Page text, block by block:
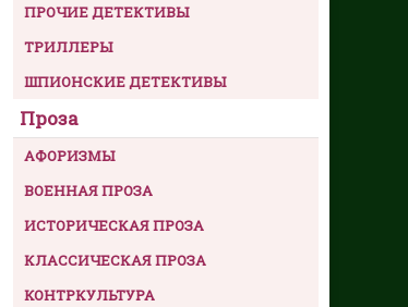
ПРОЧИЕ ДЕТЕКТИВЫ
ТРИЛЛЕРЫ
ШПИОНСКИЕ ДЕТЕКТИВЫ
Проза
АФОРИЗМЫ
ВОЕННАЯ ПРОЗА
ИСТОРИЧЕСКАЯ ПРОЗА
КЛАССИЧЕСКАЯ ПРОЗА
КОНТРКУЛЬТУРА